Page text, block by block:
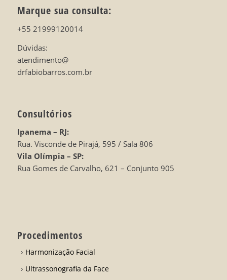
Marque sua consulta:
+55 21999120014
Dúvidas:
atendimento@
drfabiobarros.com.br
Consultórios
Ipanema – RJ:
Rua. Visconde de Pirajá, 595 / Sala 806
Vila Olímpia – SP:
Rua Gomes de Carvalho, 621 – Conjunto 905
Procedimentos
Harmonização Facial
Ultrassonografia da Face